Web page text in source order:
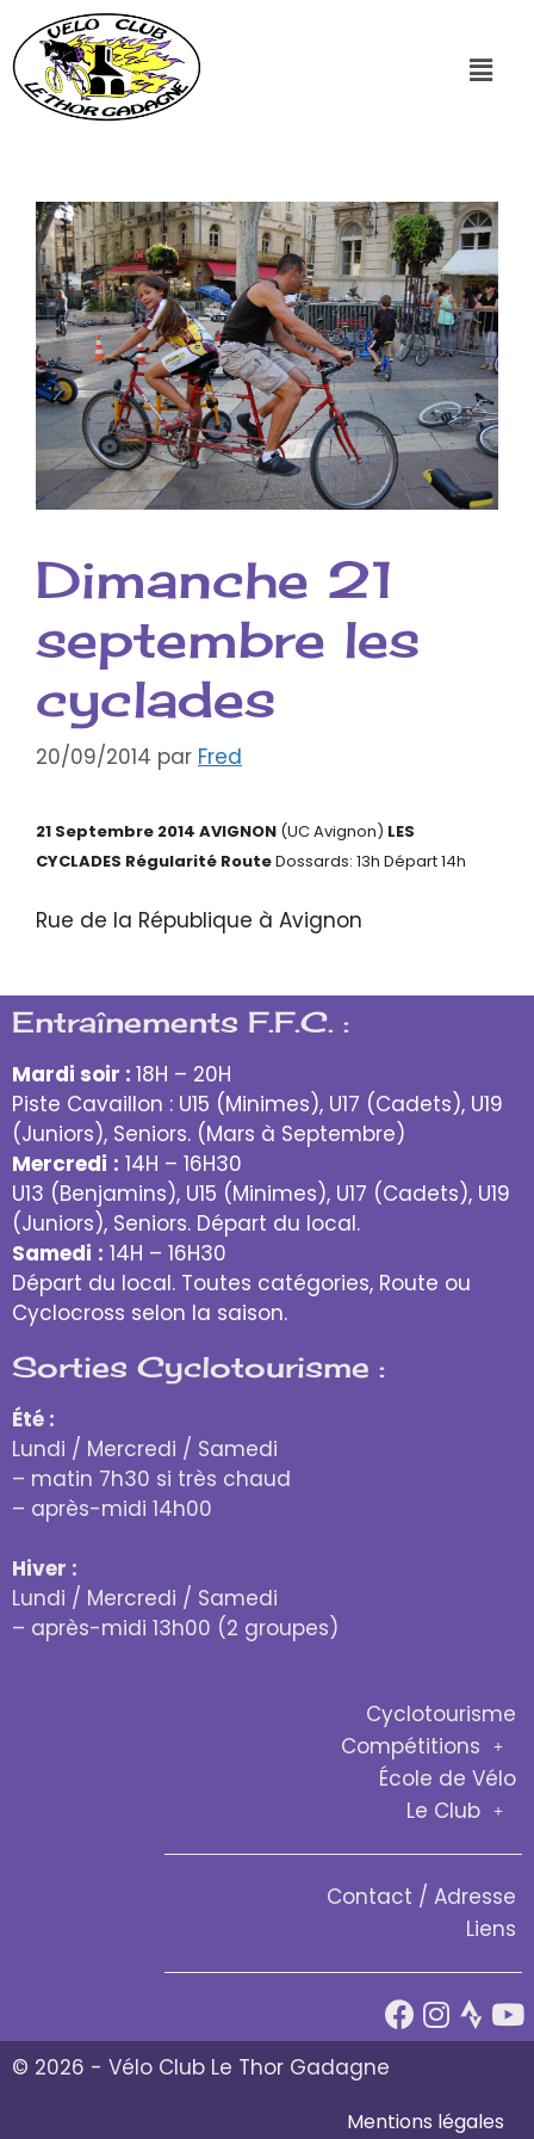
Dimanche 21
septembre les
cyclades
20/09/2014 par Fred
21 Septembre 2014 AVIGNON (UC Avignon) LES
CYCLADES Régularité RouteDossards: 13h Départ 14h
Rue de la République à Avignon
Entraînements F.F.C. :
Mardi soir : 18H – 20H
Piste Cavaillon : U15 (Minimes), U17 (Cadets), U19
(Juniors), Seniors. (Mars à Septembre)
Mercredi : 14H – 16H30
U13 (Benjamins), U15 (Minimes), U17 (Cadets), U19
(Juniors), Seniors. Départ du local.
Samedi : 14H – 16H30
Départ du local. Toutes catégories, Route ou
Cyclocross selon la saison.
Sorties Cyclotourisme :
Été :
Lundi / Mercredi / Samedi
– matin 7h30 si très chaud
– après-midi 14h00
Hiver :
Lundi / Mercredi / Samedi
– après-midi 13h00 (2 groupes)
Cyclotourisme
Compétitions
École de Vélo
Le Club
Contact / Adresse
Liens
© 2026 - Vélo Club Le Thor Gadagne
Mentions légales